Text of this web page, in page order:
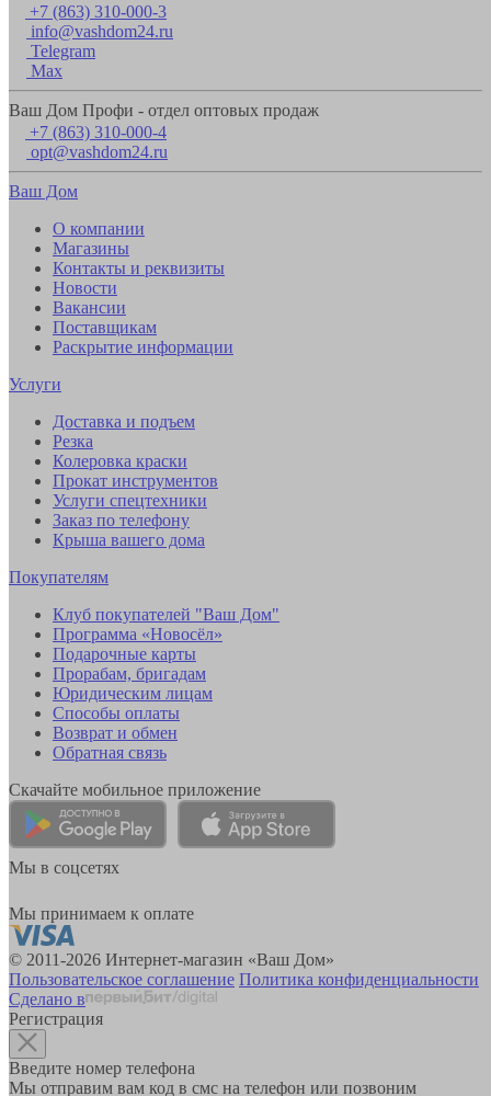
+7 (863) 310-000-3
info@vashdom24.ru
Telegram
Max
Ваш Дом Профи - отдел оптовых продаж
+7 (863) 310-000-4
opt@vashdom24.ru
Ваш Дом
О компании
Магазины
Контакты и реквизиты
Новости
Вакансии
Поставщикам
Раскрытие информации
Услуги
Доставка и подъем
Резка
Колеровка краски
Прокат инструментов
Услуги спецтехники
Заказ по телефону
Крыша вашего дома
Покупателям
Клуб покупателей "Ваш Дом"
Программа «Новосёл»
Подарочные карты
Прорабам, бригадам
Юридическим лицам
Способы оплаты
Возврат и обмен
Обратная связь
Скачайте мобильное приложение
Мы в соцсетях
Мы принимаем к оплате
© 2011-2026 Интернет-магазин «Ваш Дом»
Пользовательское соглашение Политика конфиденциальности
Сделано в
Регистрация
Введите номер телефона
Мы отправим вам код в смс на телефон или позвоним